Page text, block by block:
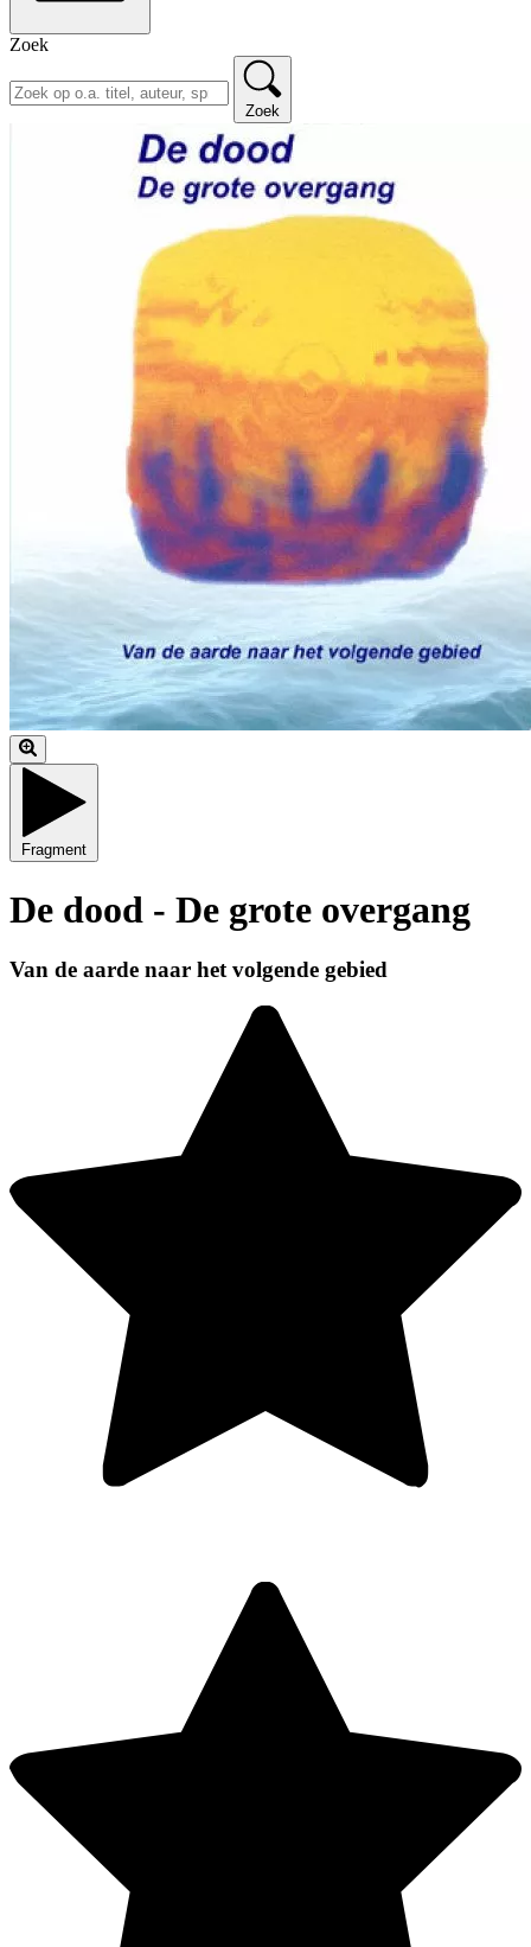
Zoek
Zoek
Fragment
De dood - De grote overgang
Van de aarde naar het volgende gebied